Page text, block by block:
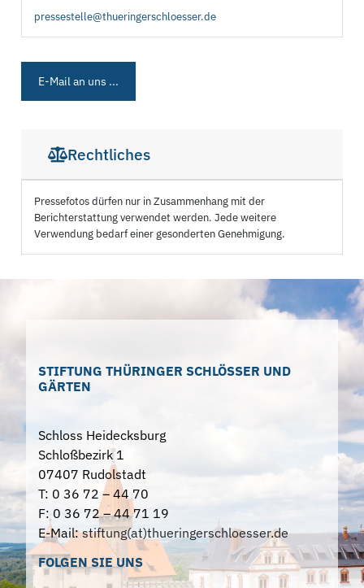
pressestelle@thueringerschloesser.de
E-Mail an uns ...
Rechtliches
Pressefotos dürfen nur in Zusammenhang mit der
Berichterstattung verwendet werden. Jede weitere
Verwendung bedarf einer gesonderten Genehmigung.
STIFTUNG THÜRINGER SCHLÖSSER UND
GÄRTEN
Schloss Heidecksburg
Schloßbezirk 1
07407 Rudolstadt
T: 0 36 72 – 44 70
F: 0 36 72 – 44 71 19
E-Mail:stiftung(at)thueringerschloesser.de
FOLGEN SIE UNS